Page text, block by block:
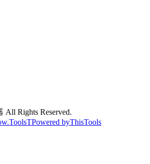
All Rights Reserved.
TPowered byThisTools